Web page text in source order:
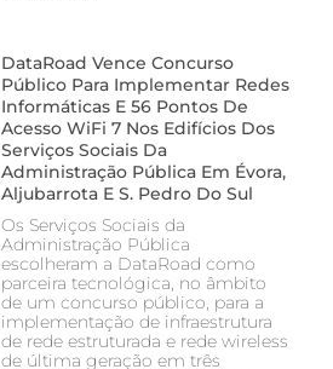
DataRoad Vence Concurso
Público Para Implementar Redes
Informáticas E 56 Pontos De
Acesso WiFi 7 Nos Edifícios Dos
Serviços Sociais Da
Administração Pública Em Évora,
Aljubarrota E S. Pedro Do Sul
Os Serviços Sociais da
Administração Pública
escolheram a DataRoad como
parceira tecnológica, no âmbito
de um concurso público, para a
implementação de infraestrutura
de rede estruturada e rede wireless
de última geração em três